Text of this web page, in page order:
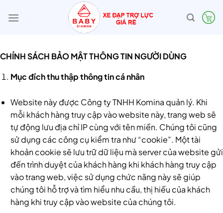
qua
CHÍNH SÁCH BẢO MẬT THÔNG TIN NGƯỜI DÙNG
Mục đích thu thập thông tin cá nhân
Website này được Công ty TNHH Komina quản lý. Khi
mỗi khách hàng truy cập vào website này, trang web sẽ
tự động lưu địa chỉ IP cùng với tên miền. Chúng tôi cũng
sử dụng các công cụ kiểm tra như “cookie”. Một tài
khoản cookie sẽ lưu trữ dữ liệu mà server của website gửi
đến trình duyệt của khách hàng khi khách hàng truy cập
vào trang web, việc sử dụng chức năng này sẽ giúp
chúng tôi hỗ trợ và tìm hiểu nhu cầu, thị hiếu của khách
hàng khi truy cập vào website của chúng tôi.